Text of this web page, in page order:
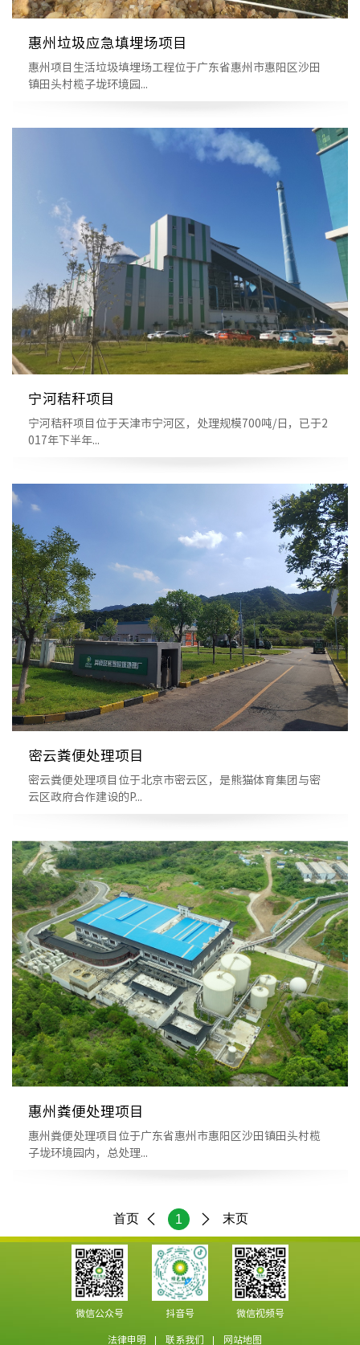
惠州垃圾应急填埋场项目
惠州项目生活垃圾填埋场工程位于广东省惠州市惠阳区沙田
镇田头村榄子垅环境园...
宁河秸秆项目
宁河秸秆项目位于天津市宁河区，处理规模700吨/日，已于2
017年下半年...
密云粪便处理项目
密云粪便处理项目位于北京市密云区，是熊猫体育集团与密
云区政府合作建设的P...
惠州粪便处理项目
惠州粪便处理项目位于广东省惠州市惠阳区沙田镇田头村榄
子垅环境园内，总处理...
首页 1 末页
微信公众号 抖音号 微信视频号
法律申明 联系我们 网站地图